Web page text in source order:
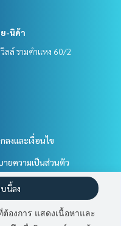
ย-นิด้า
ลล์ รามคำแหง 60/2
ลงและเงื่อนไข
ายความเป็นส่วนตัว
บเรา
รฝากขาย-เช่า
องการ แสดงเนื้อหาและ
นี้ลง